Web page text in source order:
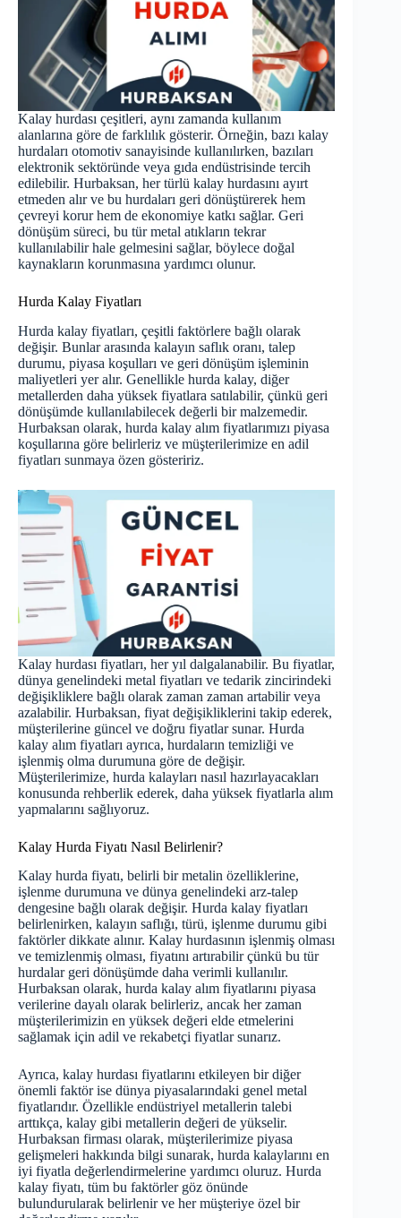
Kalay hurdası çeşitleri, aynı zamanda kullanım
alanlarına göre de farklılık gösterir. Örneğin, bazı kalay
hurdaları otomotiv sanayisinde kullanılırken, bazıları
elektronik sektöründe veya gıda endüstrisinde tercih
edilebilir. Hurbaksan, her türlü kalay hurdasını ayırt
etmeden alır ve bu hurdaları geri dönüştürerek hem
çevreyi korur hem de ekonomiye katkı sağlar. Geri
dönüşüm süreci, bu tür metal atıkların tekrar
kullanılabilir hale gelmesini sağlar, böylece doğal
kaynakların korunmasına yardımcı olunur.
Hurda Kalay Fiyatları
Hurda kalay fiyatları, çeşitli faktörlere bağlı olarak
değişir. Bunlar arasında kalayın saflık oranı, talep
durumu, piyasa koşulları ve geri dönüşüm işleminin
maliyetleri yer alır. Genellikle hurda kalay, diğer
metallerden daha yüksek fiyatlara satılabilir, çünkü geri
dönüşümde kullanılabilecek değerli bir malzemedir.
Hurbaksan olarak, hurda kalay alım fiyatlarımızı piyasa
koşullarına göre belirleriz ve müşterilerimize en adil
fiyatları sunmaya özen gösteririz.
Kalay hurdası fiyatları, her yıl dalgalanabilir. Bu fiyatlar,
dünya genelindeki metal fiyatları ve tedarik zincirindeki
değişikliklere bağlı olarak zaman zaman artabilir veya
azalabilir. Hurbaksan, fiyat değişikliklerini takip ederek,
müşterilerine güncel ve doğru fiyatlar sunar. Hurda
kalay alım fiyatları ayrıca, hurdaların temizliği ve
işlenmiş olma durumuna göre de değişir.
Müşterilerimize, hurda kalayları nasıl hazırlayacakları
konusunda rehberlik ederek, daha yüksek fiyatlarla alım
yapmalarını sağlıyoruz.
Kalay Hurda Fiyatı Nasıl Belirlenir?
Kalay hurda fiyatı, belirli bir metalin özelliklerine,
işlenme durumuna ve dünya genelindeki arz-talep
dengesine bağlı olarak değişir. Hurda kalay fiyatları
belirlenirken, kalayın saflığı, türü, işlenme durumu gibi
faktörler dikkate alınır. Kalay hurdasının işlenmiş olması
ve temizlenmiş olması, fiyatını artırabilir çünkü bu tür
hurdalar geri dönüşümde daha verimli kullanılır.
Hurbaksan olarak, hurda kalay alım fiyatlarını piyasa
verilerine dayalı olarak belirleriz, ancak her zaman
müşterilerimizin en yüksek değeri elde etmelerini
sağlamak için adil ve rekabetçi fiyatlar sunarız.
Ayrıca, kalay hurdası fiyatlarını etkileyen bir diğer
önemli faktör ise dünya piyasalarındaki genel metal
fiyatlarıdır. Özellikle endüstriyel metallerin talebi
arttıkça, kalay gibi metallerin değeri de yükselir.
Hurbaksan firması olarak, müşterilerimize piyasa
gelişmeleri hakkında bilgi sunarak, hurda kalaylarını en
iyi fiyatla değerlendirmelerine yardımcı oluruz. Hurda
kalay fiyatı, tüm bu faktörler göz önünde
bulundurularak belirlenir ve her müşteriye özel bir